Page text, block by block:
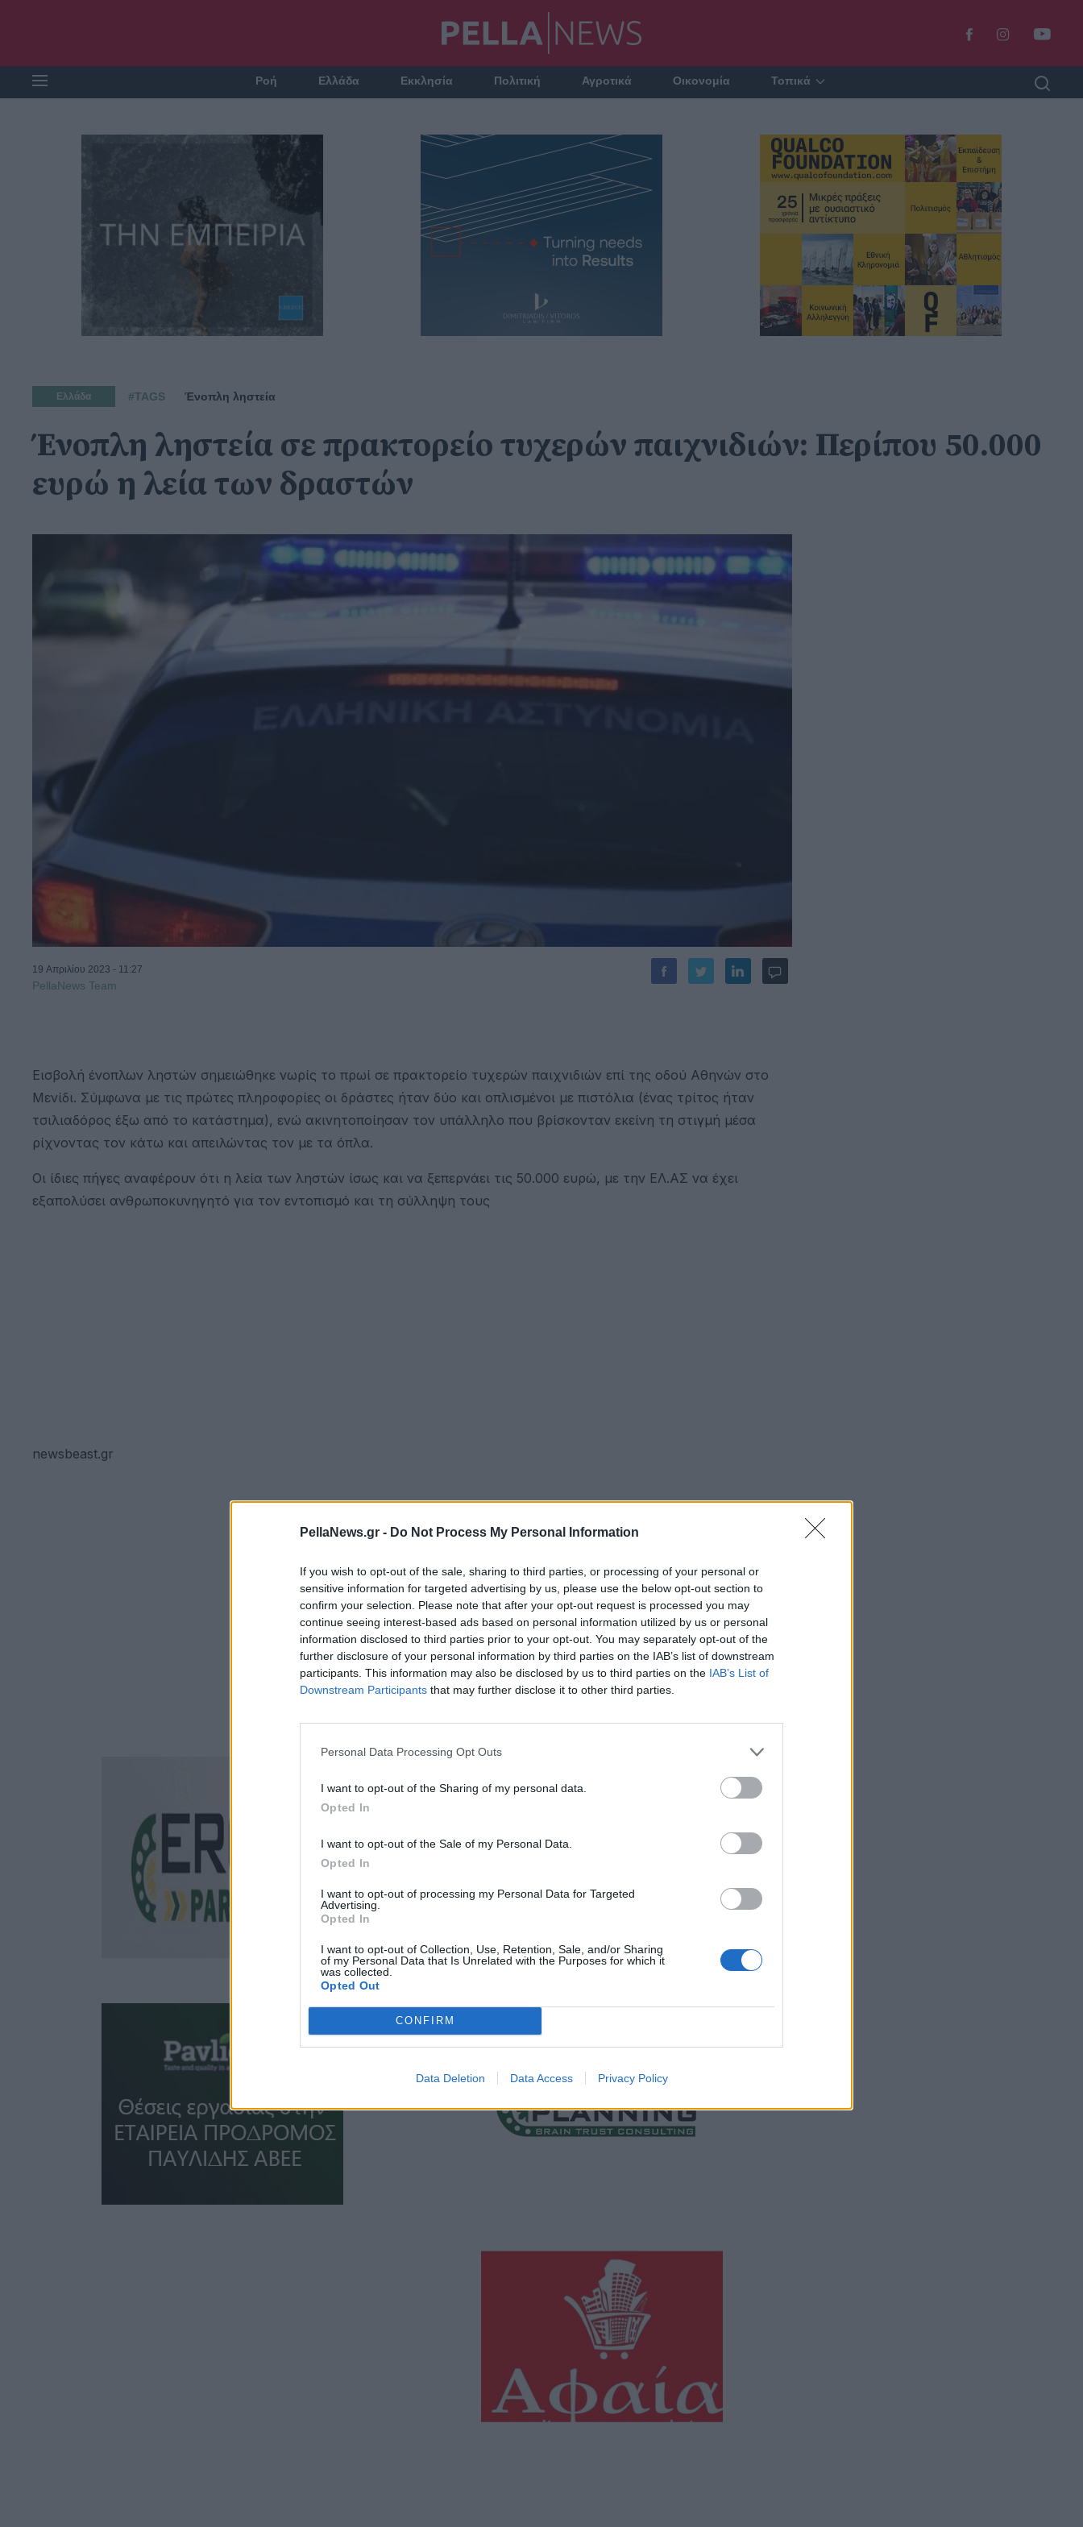
PellaNews.gr - Do Not Process My Personal Information
If you wish to opt-out of the sale, sharing to third parties, or processing of your personal or
sensitive information for targeted advertising by us, please use the below opt-out section to
confirm your selection. Please note that after your opt-out request is processed you may
continue seeing interest-based ads based on personal information utilized by us or personal
information disclosed to third parties prior to your opt-out. You may separately opt-out of the
further disclosure of your personal information by third parties on the IAB’s list of downstream
participants. This information may also be disclosed by us to third parties on the IAB’s List of
Downstream Participants that may further disclose it to other third parties.
Personal Data Processing Opt Outs
I want to opt-out of the Sharing of my personal data.
Opted In
I want to opt-out of the Sale of my Personal Data.
Opted In
I want to opt-out of processing my Personal Data for Targeted
Advertising.
Opted In
I want to opt-out of Collection, Use, Retention, Sale, and/or Sharing
of my Personal Data that Is Unrelated with the Purposes for which it
was collected.
Opted Out
CONFIRM
Data Deletion Data Access Privacy Policy
Ροή Ελλάδα Εκκλησία Πολιτική Αγροτικά Οικονομία Τοπικά
Ελλάδα #TAGS Ένοπλη ληστεία
Ένοπλη ληστεία σε πρακτορείο τυχερών παιχνιδιών: Περίπου 50.000
ευρώ η λεία των δραστών
19 Απριλίου 2023 - 11:27
PellaNews Team
Εισβολή ένοπλων ληστών σημειώθηκε νωρίς το πρωί σε πρακτορείο τυχερών παιχνιδιών επί της οδού Αθηνών στο
Μενίδι. Σύμφωνα με τις πρώτες πληροφορίες οι δράστες ήταν δύο και οπλισμένοι με πιστόλια (ένας τρίτος ήταν
τσιλιαδόρος έξω από το κατάστημα), ενώ ακινητοποίησαν τον υπάλληλο που βρίσκονταν εκείνη τη στιγμή μέσα
ρίχνοντας τον κάτω και απειλώντας τον με τα όπλα.
Οι ίδιες πήγες αναφέρουν ότι η λεία των ληστών ίσως και να ξεπερνάει τις 50.000 ευρώ, με την ΕΛ.ΑΣ να έχει
εξαπολύσει ανθρωποκυνηγητό για τον εντοπισμό και τη σύλληψη τους
newsbeast.gr